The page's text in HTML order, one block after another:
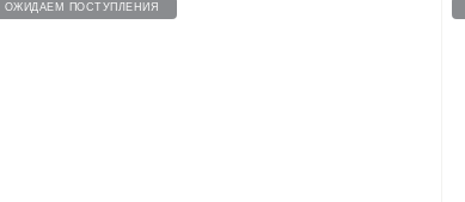
ОЖИДАЕМ ПОСТУПЛЕНИЯ